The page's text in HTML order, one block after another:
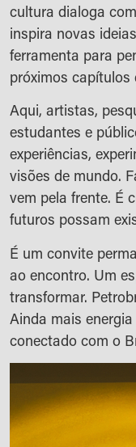
cultura dialoga
inspira novas
ferramenta para
próximos
Aqui, artistas,
estudantes e
experiências,
visões de mundo.
vem pela frente. É
futuros possam
É um convite
ao encontro. Um
transformar.
Ainda mais
conectado com o